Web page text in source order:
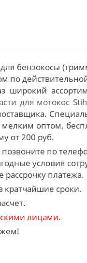
бензокосы
по
широкий
для мотокос
оптом,
от 200 руб.
позвоните по
условия
рассрочку платежа.
кратчайшие сроки.
лицами.